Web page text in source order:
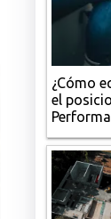
¿Cómo
el